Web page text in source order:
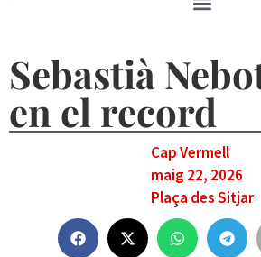
Sebastià
en el record
Cap Vermell
maig 22, 2026
Plaça des Sitjar